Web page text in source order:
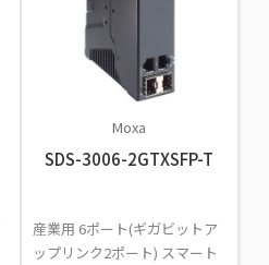
Moxa
SDS-3006-2GTXSFP-T
産業用 6ポート(ギガビットア
ップリンク2ポート) スマート